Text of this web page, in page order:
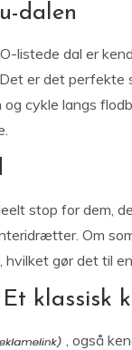
dalen
listede dal er
er det perfekte
og cykle langs
stop for dem,
Om
hvilket gør det til
klassisk
, også